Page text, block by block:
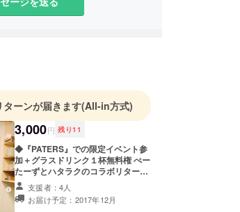
ターンが届きます(All-in方式)
3,000円 残り11
◆『PATERS』での限定イベント参
加＋グラスドリンク１杯無料権 ぺー
たーずとハタラクのコラボリター
ン！ ハタラク企画者、大滝昇平と
ぺーたーずメンバーとPATERSで飲
めます！ハタラクの制作秘話、普段
支援者：4人
お届け予定：2017年12月